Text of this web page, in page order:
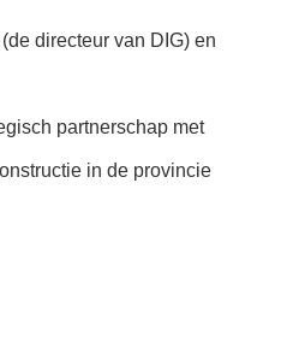
directeur van DIG) en
partnerschap met
in de provincie